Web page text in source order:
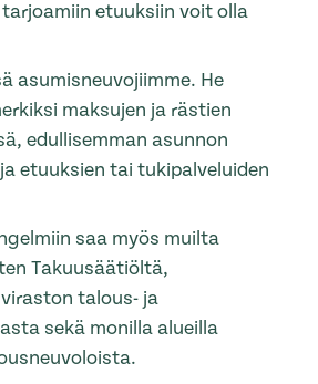
etuuksiin voit olla
asumisneuvojiimme. He
maksujen ja rästien
edullisemman asunnon
etuuksien tai tukipalveluiden
saa myös muilta
Takuusäätiöltä,
talous- ja
sekä monilla alueilla